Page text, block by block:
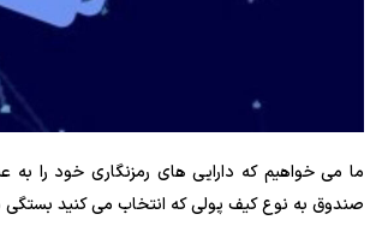
ما می خواهیم که دارایی های رمزنگاری خود را
صندوق به نوع کیف پولی که انتخاب می کنید بستگی